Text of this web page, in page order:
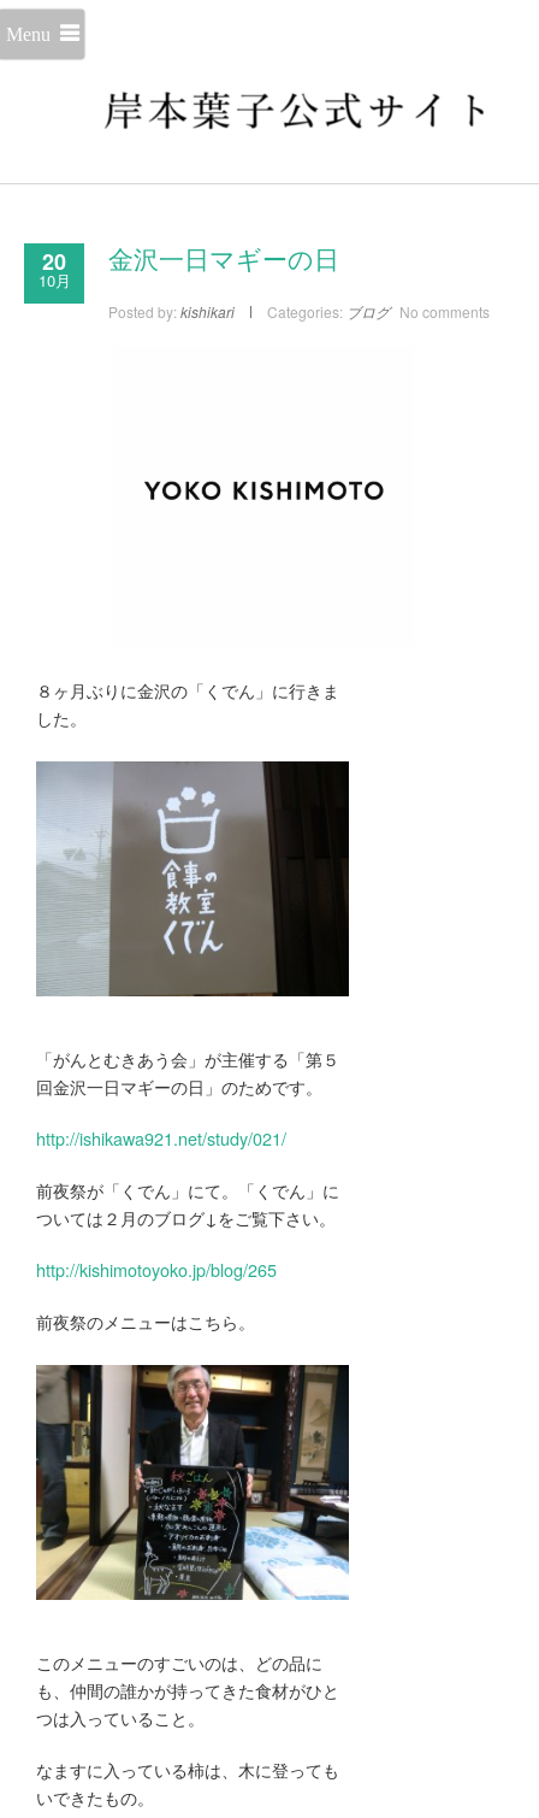
Menu
20
10月
金沢一日マギーの日
Posted by: kishikari Categories: ブログ No comments
８ヶ月ぶりに金沢の「くでん」に行きま
した。
「がんとむきあう会」が主催する「第５
回金沢一日マギーの日」のためです。
http://ishikawa921.net/study/021/
前夜祭が「くでん」にて。「くでん」に
ついては２月のブログ↓をご覧下さい。
http://kishimotoyoko.jp/blog/265
前夜祭のメニューはこちら。
このメニューのすごいのは、どの品に
も、仲間の誰かが持ってきた食材がひと
つは入っていること。
なますに入っている柿は、木に登っても
いできたもの。